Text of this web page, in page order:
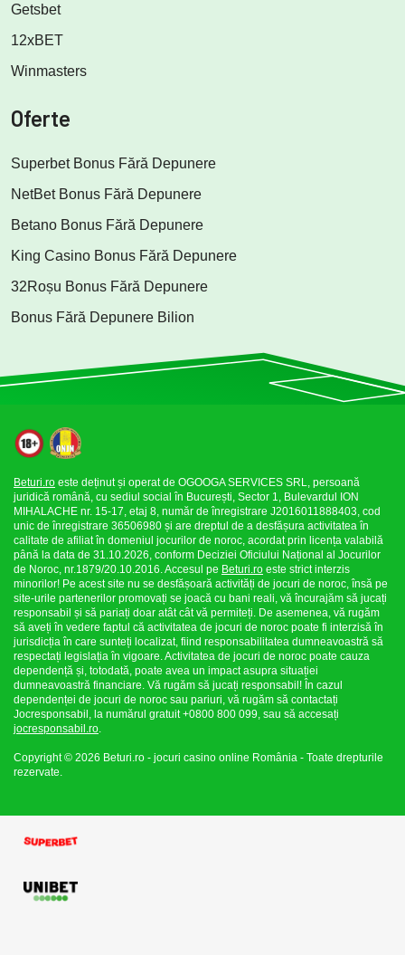
Getsbet
12xBET
Winmasters
Oferte
Superbet Bonus Fără Depunere
NetBet Bonus Fără Depunere
Betano Bonus Fără Depunere
King Casino Bonus Fără Depunere
32Roșu Bonus Fără Depunere
Bonus Fără Depunere Bilion
Beturi.ro este deținut și operat de OGOOGA SERVICES SRL, persoană
juridică română, cu sediul social în București, Sector 1, Bulevardul ION
MIHALACHE nr. 15-17, etaj 8, număr de înregistrare J2016011888403, cod
unic de înregistrare 36506980 și are dreptul de a desfășura activitatea în
calitate de afiliat în domeniul jocurilor de noroc, acordat prin licența valabilă
până la data de 31.10.2026, conform Deciziei Oficiului Național al Jocurilor
de Noroc, nr.1879/20.10.2016. Accesul pe Beturi.ro este strict interzis
minorilor! Pe acest site nu se desfășoară activități de jocuri de noroc, însă pe
site-urile partenerilor promovați se joacă cu bani reali, vă încurajăm să jucați
responsabil și să pariați doar atât cât vă permiteți. De asemenea, vă rugăm
să aveți în vedere faptul că activitatea de jocuri de noroc poate fi interzisă în
jurisdicția în care sunteți localizat, fiind responsabilitatea dumneavoastră să
respectați legislația în vigoare. Activitatea de jocuri de noroc poate cauza
dependență și, totodată, poate avea un impact asupra situației
dumneavoastră financiare. Vă rugăm să jucați responsabil! În cazul
dependenței de jocuri de noroc sau pariuri, vă rugăm să contactați
Jocresponsabil, la numărul gratuit +0800 800 099, sau să accesați
jocresponsabil.ro.
Copyright © 2026 Beturi.ro - jocuri casino online România - Toate drepturile
rezervate.